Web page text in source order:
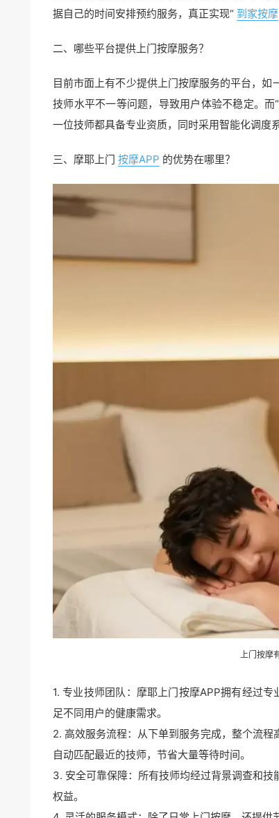
据自己的时间安排预约服务，真正实现“ 到家按摩
二、哪些平台提供上门按摩服务？
目前市面上有不少提供上门按摩服务的平台，如
技师水平不一等问题，导致用户体验不稳定。而“
一位技师都具备专业资质，同时采用智能化调度
三、摩耶上门 按摩APP 的优势在哪里？
上门按摩
1. 专业技师团队：摩耶上门按摩APP拥有经过
足不同用户的健康需求。
2. 高效服务流程：从下单到服务完成，整个流
自动匹配最近的技师，节省大量等待时间。
3. 安全可靠保障：所有技师均经过背景调查和
权益。